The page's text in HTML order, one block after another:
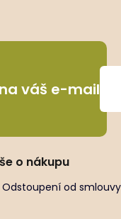
váš e-mail
o nákupu
Odstoupení od smlouvy